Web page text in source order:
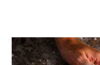
La
meilleure